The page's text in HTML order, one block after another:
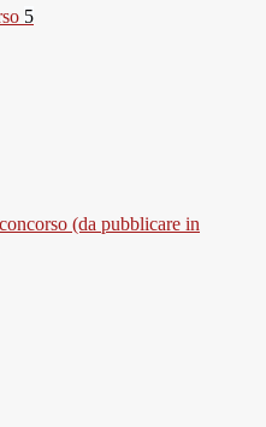
5
(da pubblicare in